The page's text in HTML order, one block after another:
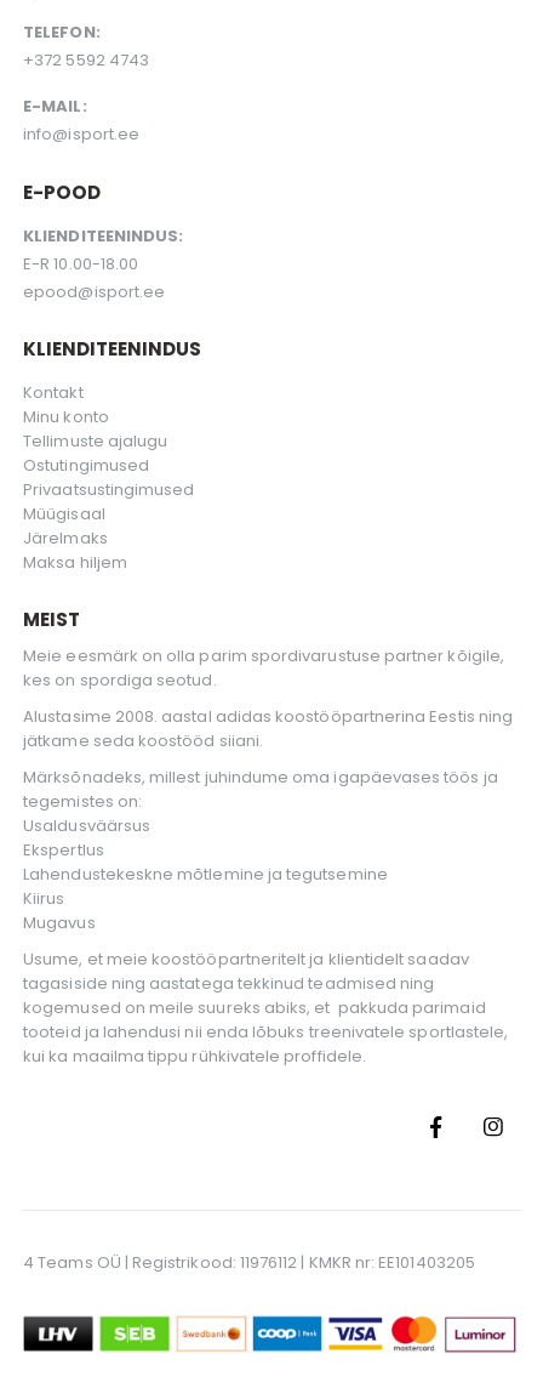
TELEFON:
+372 5592 4743
E-MAIL:
info@isport.ee
E-POOD
KLIENDITEENINDUS:
E-R 10.00-18.00
epood@isport.ee
KLIENDITEENINDUS
Kontakt
Minu konto
Tellimuste ajalugu
Ostutingimused
Privaatsustingimused
Müügisaal
Järelmaks
Maksa hiljem
MEIST
Meie eesmärk on olla parim spordivarustuse partner kõigile,
kes on spordiga seotud.
Alustasime 2008. aastal adidas koostööpartnerina Eestis ning
jätkame seda koostööd siiani.
Märksõnadeks, millest juhindume oma igapäevases töös ja
tegemistes on:
Usaldusväärsus
Ekspertlus
Lahendustekeskne mõtlemine ja tegutsemine
Kiirus
Mugavus
Usume, et meie koostööpartneritelt ja klientidelt saadav
tagasiside ning aastatega tekkinud teadmised ning
kogemused on meile suureks abiks, et pakkuda parimaid
tooteid ja lahendusi nii enda lõbuks treenivatele sportlastele,
kui ka maailma tippu rühkivatele proffidele.
4 Teams OÜ | Registrikood: 11976112 | KMKR nr: EE101403205